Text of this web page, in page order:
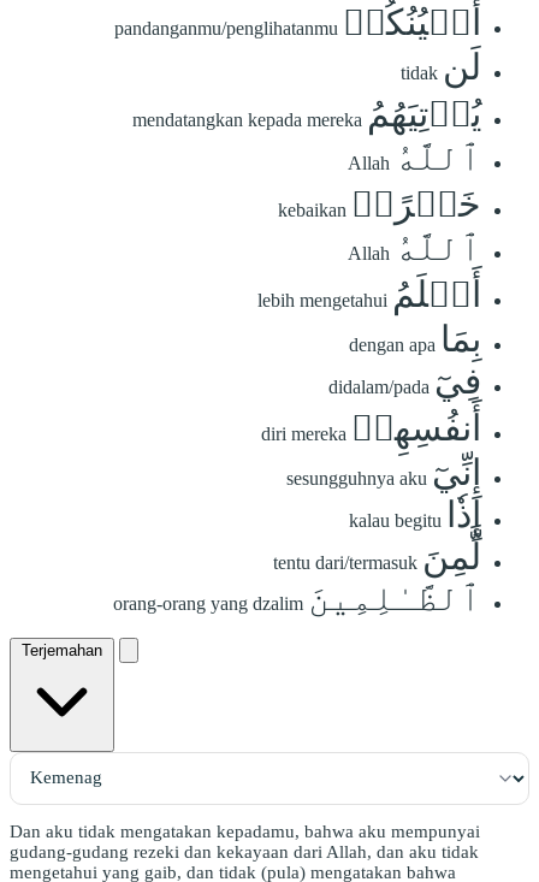
أَعۡيُنُكُمۡ pandanganmu/penglihatanmu
لَن tidak
يُؤۡتِيَهُمُ mendatangkan kepada mereka
ٱللَّهُ Allah
خَيۡرًاۖ kebaikan
ٱللَّهُ Allah
أَعۡلَمُ lebih mengetahui
بِمَا dengan apa
فِيٓ didalam/pada
أَنفُسِهِمۡ diri mereka
إِنِّيٓ sesungguhnya aku
إِذٗا kalau begitu
لَّمِنَ tentu dari/termasuk
ٱلظَّـٰلِمِينَ orang-orang yang dzalim
Terjemahan
Dan aku tidak mengatakan kepadamu, bahwa aku mempunyai
gudang-gudang rezeki dan kekayaan dari Allah, dan aku tidak
mengetahui yang gaib, dan tidak (pula) mengatakan bahwa